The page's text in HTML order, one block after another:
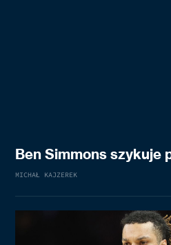
Ben Simmons szykuje
MICHAŁ KAJZEREK